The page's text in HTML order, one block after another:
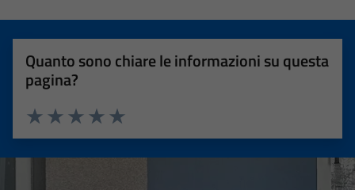
Quanto sono chiare le informazioni su questa
pagina?
Valuta 5 stelle su 5
Valuta 4 stelle su 5
Valuta 3 stelle su 5
Valuta 2 stelle su 5
Valuta 1 stelle su 5